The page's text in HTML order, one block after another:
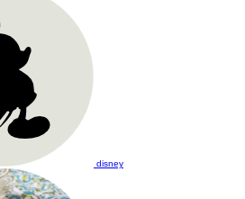
disney